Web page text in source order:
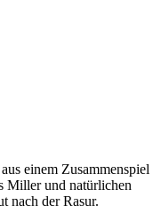
einem Zusammenspiel
Miller und natürlichen
nach der Rasur.